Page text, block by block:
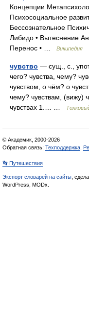
Концепции
Психосоциальное
Бессознательное
Либидо • Вытеснение
Перенос • …
Википедия
чувство — сущ., с.,
чего? чувства, чему?
чувством, о чём? о
чему? чувствам, (вижу)
чувствах 1.… …
© Академик, 2000-2026
Обратная связь: Техподдержка
👣 Путешествия
Экспорт словарей на сайты ,
WordPress, MODx.